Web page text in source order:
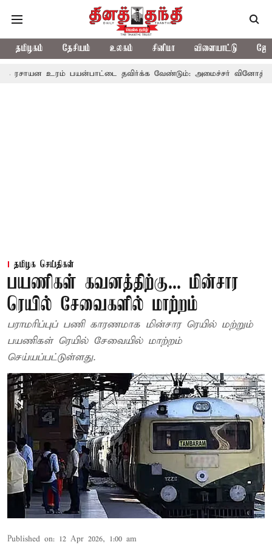
தமிழகம் தேசியம் உலகம் சினிமா விளையாட்டு
பயன்பாட்டை தவிர்க்க வேண்டும்: அமைச்சர் வினோத் 5
தமிழக செய்திகள்
பயணிகள் கவனத்திற்கு... மின்சார
ரெயில் சேவைகளில் மாற்றம்
பராமரிப்புப் பணி காரணமாக மின்சார ரெயில் மற்றும்
பயணிகள் ரெயில் சேவையில் மாற்றம்
செய்யப்பட்டுள்ளது.
Published on: 12 Apr 2026, 1:00 am